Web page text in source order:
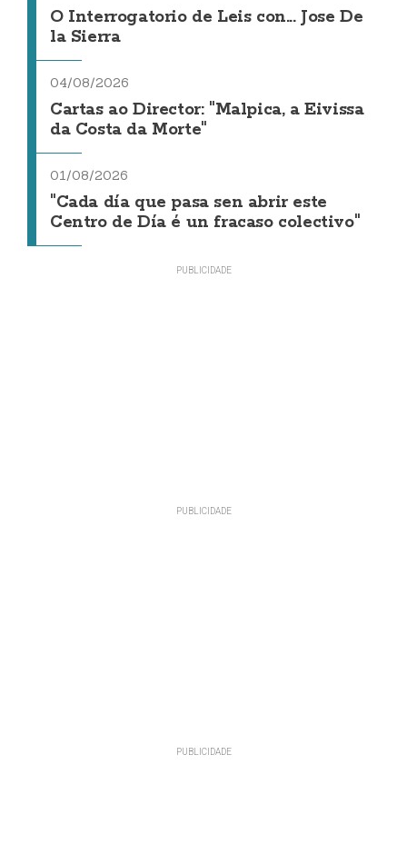
O Interrogatorio de Leis con... Jose De
la Sierra
04/08/2026
Cartas ao Director: "Malpica, a Eivissa
da Costa da Morte"
01/08/2026
"Cada día que pasa sen abrir este
Centro de Día é un fracaso colectivo"